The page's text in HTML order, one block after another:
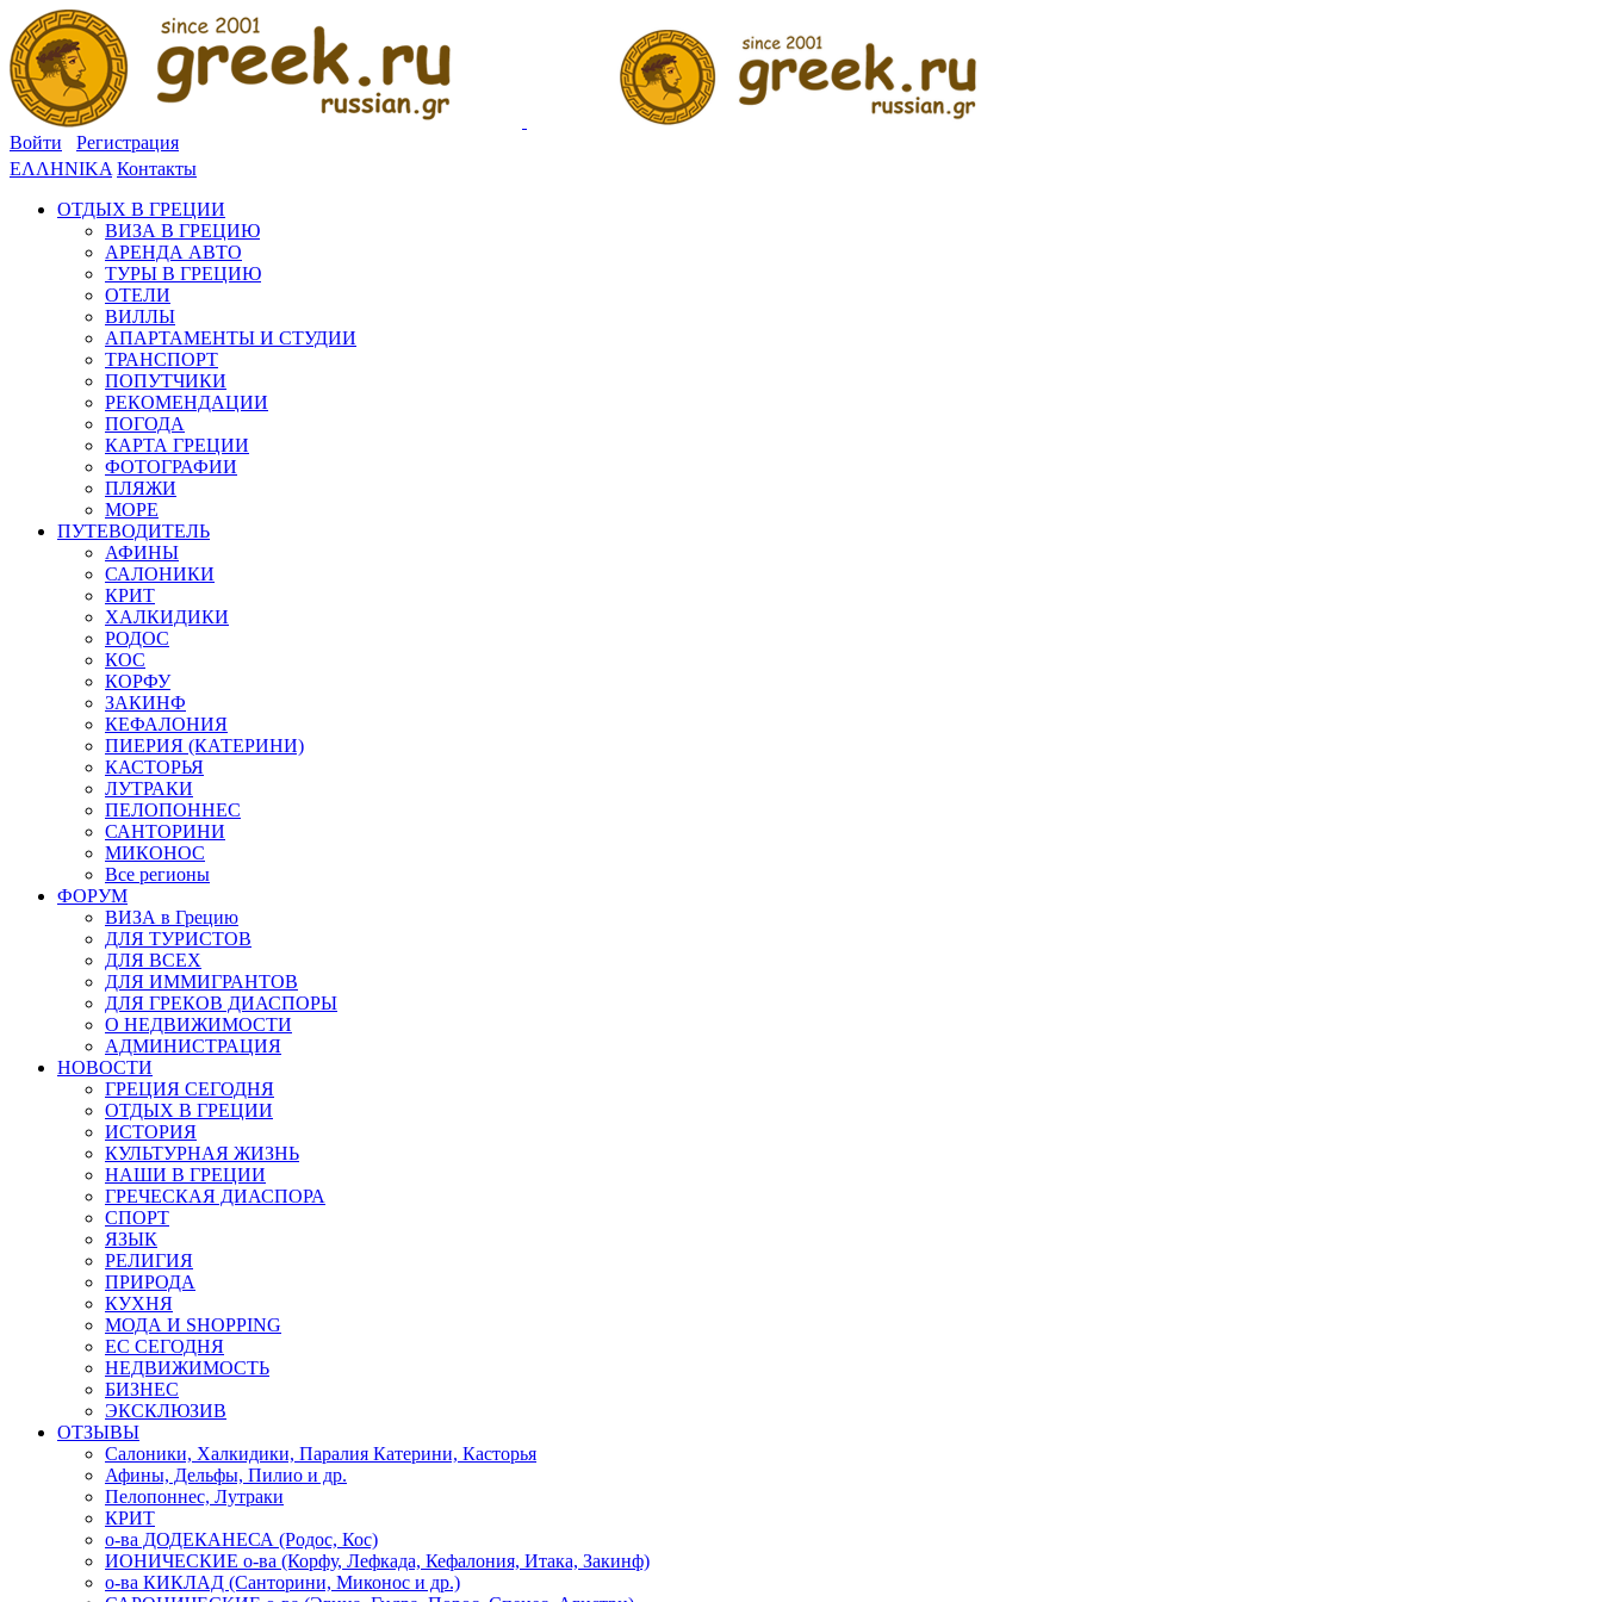
Войти
Регистрация
ΕΛΛΗΝΙΚΑ Контакты
ОТДЫХ В ГРЕЦИИ
ВИЗА В ГРЕЦИЮ
АРЕНДА АВТО
ТУРЫ В ГРЕЦИЮ
ОТЕЛИ
ВИЛЛЫ
АПАРТАМЕНТЫ И СТУДИИ
ТРАНСПОРТ
ПОПУТЧИКИ
РЕКОМЕНДАЦИИ
ПОГОДА
КАРТА ГРЕЦИИ
ФОТОГРАФИИ
ПЛЯЖИ
МОРЕ
ПУТЕВОДИТЕЛЬ
АФИНЫ
САЛОНИКИ
КРИТ
ХАЛКИДИКИ
РОДОС
КОС
КОРФУ
ЗАКИНФ
КЕФАЛОНИЯ
ПИЕРИЯ (КАТЕРИНИ)
КАСТОРЬЯ
ЛУТРАКИ
ПЕЛОПОННЕС
САНТОРИНИ
МИКОНОС
Все регионы
ФОРУМ
ВИЗА в Грецию
ДЛЯ ТУРИСТОВ
ДЛЯ ВСЕХ
ДЛЯ ИММИГРАНТОВ
ДЛЯ ГРЕКОВ ДИАСПОРЫ
О НЕДВИЖИМОСТИ
АДМИНИСТРАЦИЯ
НОВОСТИ
ГРЕЦИЯ СЕГОДНЯ
ОТДЫХ В ГРЕЦИИ
ИСТОРИЯ
КУЛЬТУРНАЯ ЖИЗНЬ
НАШИ В ГРЕЦИИ
ГРЕЧЕСКАЯ ДИАСПОРА
СПОРТ
ЯЗЫК
РЕЛИГИЯ
ПРИРОДА
КУХНЯ
МОДА И SHOPPING
ЕС СЕГОДНЯ
НЕДВИЖИМОСТЬ
БИЗНЕС
ЭКСКЛЮЗИВ
ОТЗЫВЫ
Салоники, Халкидики, Паралия Катерини, Касторья
Афины, Дельфы, Пилио и др.
Пелопоннес, Лутраки
КРИТ
о-ва ДОДЕКАНЕСА (Родос, Кос)
ИОНИЧЕСКИЕ о-ва (Корфу, Лефкада, Кефалония, Итака, Закинф)
о-ва КИКЛАД (Санторини, Миконос и др.)